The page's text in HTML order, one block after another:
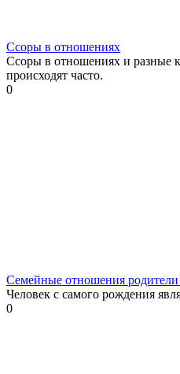
Ссоры в отношениях
Ссоры в отношениях и разные
происходят часто.
0
Семейные отношения родители
Человек с самого рождения
0